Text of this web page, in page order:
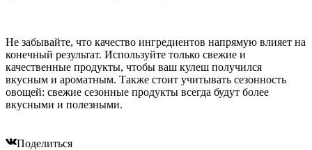
Не забывайте, что качество ингредиентов напрямую влияет на
конечный результат. Используйте только свежие и
качественные продукты, чтобы ваш кулеш получился
вкусным и ароматным. Также стоит учитывать сезонность
овощей: свежие сезонные продукты всегда будут более
вкусными и полезными.
Поделиться